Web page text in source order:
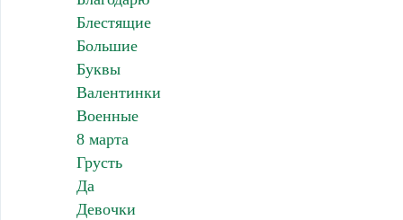
Блестящие
Большие
Буквы
Валентинки
Военные
8 марта
Грусть
Да
Девочки